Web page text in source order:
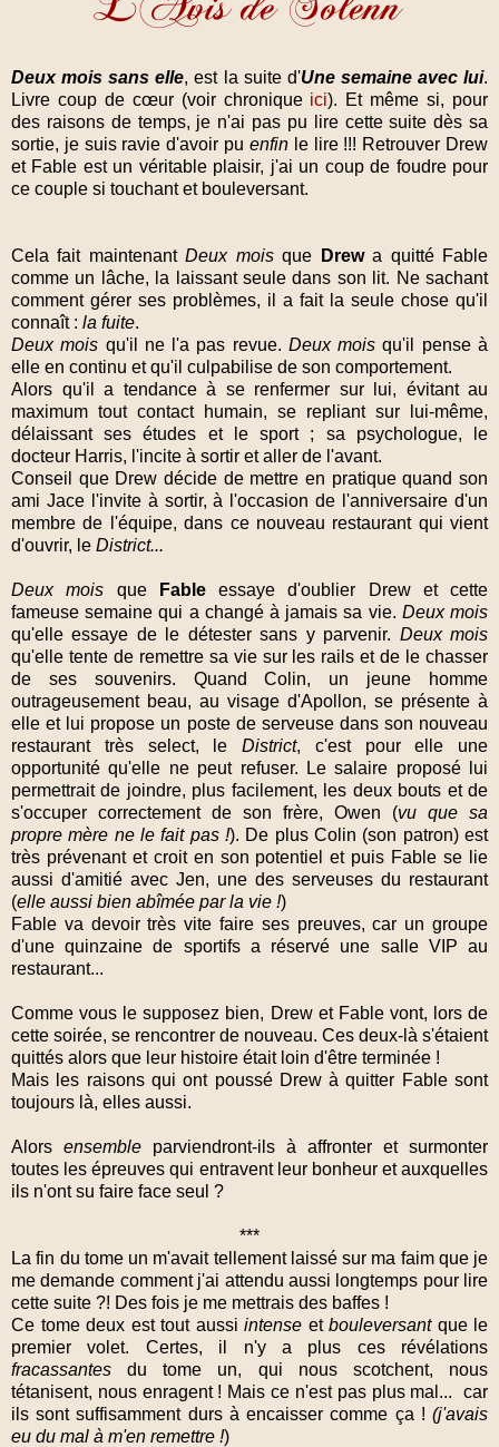
Deux mois sans elle, est la suite d'Une semaine avec lui.
Livre coup de cœur (voir chronique ici). Et même si, pour
des raisons de temps, je n'ai pas pu lire cette suite dès sa
sortie, je suis ravie d'avoir pu enfinle lire !!! Retrouver Drew
et Fable est un véritable plaisir, j'ai un coup de foudre pour
ce couple si touchant et bouleversant.
Cela fait maintenantDeux moisque Drewa quitté Fable
comme un lâche, la laissant seule dans son lit. Ne sachant
comment gérer ses problèmes, il a fait la seule chose qu'il
connaît : la fuite.
Deux mois qu'il ne l'a pas revue. Deux mois qu'il pense à
elle en continu et qu'il culpabilise de son comportement.
Alors qu'il a tendance à se renfermer sur lui, évitant au
maximum tout contact humain, se repliant sur lui-même,
délaissant ses études et le sport ; sa psychologue, le
docteur Harris, l'incite à sortir et aller de l'avant.
Conseil que Drew décide de mettre en pratique quand son
ami Jace l'invite à sortir, à l'occasion de l'anniversaire d'un
membre de l'équipe, dans ce nouveau restaurant qui vient
d'ouvrir, le District...
Deux mois queFableessaye d'oublier Drew et cette
fameuse semaine qui a changé à jamais sa vie. Deux mois
qu'elle essaye de le détester sans y parvenir. Deux mois
qu'elle tente de remettre sa vie sur les rails et de le chasser
de ses souvenirs. Quand Colin, un jeune homme
outrageusement beau, au visage d'Apollon, se présente à
elle et lui propose un poste de serveuse dans son nouveau
restaurant très select, le District, c'est pour elle une
opportunité qu'elle ne peut refuser. Le salaire proposé lui
permettrait de joindre, plus facilement, les deux bouts et de
s'occuper correctement de son frère, Owen (vu que sa
propre mère ne le fait pas !). De plus Colin (son patron) est
très prévenant et croit en son potentiel et puis Fable se lie
aussi d'amitié avec Jen, une des serveuses du restaurant
(elle aussi bien abîmée par la vie !)
Fable va devoir très vite faire ses preuves, car un groupe
d'une quinzaine de sportifs a réservé une salle VIP au
restaurant...
Comme vous le supposez bien, Drew et Fable vont, lors de
cette soirée, se rencontrer de nouveau. Ces deux-là s'étaient
quittés alors que leur histoire était loin d'être terminée !
Mais les raisons qui ont poussé Drew à quitter Fable sont
toujours là, elles aussi.
Alors ensemble parviendront-ils à affronter et surmonter
toutes les épreuves qui entravent leur bonheur et auxquelles
ils n'ont su faire face seul ?
***
La fin du tome un m'avait tellement laissé sur ma faim que je
me demande comment j'ai attendu aussi longtemps pour lire
cette suite ?! Des fois je me mettrais des baffes !
Ce tome deux est tout aussi intense etbouleversantque le
premier volet. Certes, il n'y a plus ces révélations
fracassantes du tome un, qui nous scotchent, nous
tétanisent, nous enragent ! Mais ce n'est pas plus mal... car
ils sont suffisamment durs à encaisser comme ça ! (j'avais
eu du mal à m'en remettre !)